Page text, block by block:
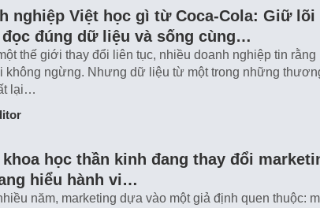
nghiệp Việt học gì từ Coca-Cola: Giữ
đọc đúng dữ liệu và sống cùng…
thế giới thay đổi liên tục, nhiều doanh nghiệp tin rằng
không ngừng. Nhưng dữ liệu từ một trong những
lại…
khoa học thần kinh đang thay đổi
hiểu hành vi…
năm, marketing dựa vào một giả định quen thuộc: